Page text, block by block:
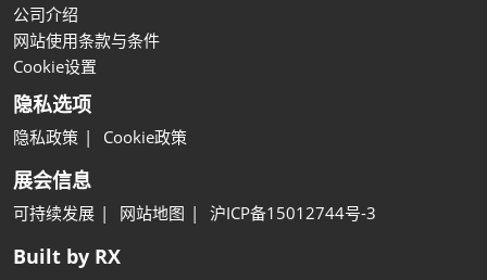
公司介绍
网站使用条款与条件
Cookie设置
隐私选项
隐私政策 Cookie政策
展会信息
可持续发展 网站地图 沪ICP备15012744号-3
Built by RX